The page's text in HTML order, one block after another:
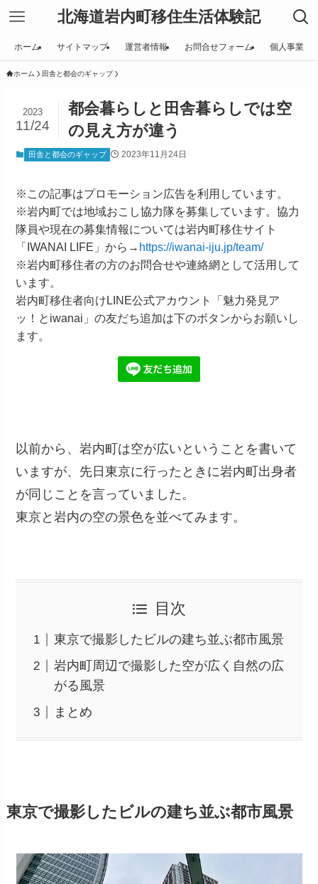
北海道岩内町移住生活体験記
ホーム サイトマップ 運営者情報 お問合せフォーム 個人事業
ホーム 田舎と都会のギャップ
都会暮らしと田舎暮らしでは空
の見え方が違う
2023
11/24
田舎と都会のギャップ 2023年11月24日
※この記事はプロモーション広告を利用しています。
※岩内町では地域おこし協力隊を募集しています。協力
隊員や現在の募集情報については岩内町移住サイト
「IWANAI LIFE」から→ https://iwanai-iju.jp/team/
※岩内町移住者の方のお問合せや連絡網として活用して
います。
岩内町移住者向けLINE公式アカウント「魅力発見ア
ッ！とiwanai」の友だち追加は下のボタンからお願いし
ます。
以前から、岩内町は空が広いということを書いて
いますが、先日東京に行ったときに岩内町出身者
が同じことを言っていました。
東京と岩内の空の景色を並べてみます。
目次
東京で撮影したビルの建ち並ぶ都市風景
岩内町周辺で撮影した空が広く自然の広
がる風景
まとめ
東京で撮影したビルの建ち並ぶ都市風景